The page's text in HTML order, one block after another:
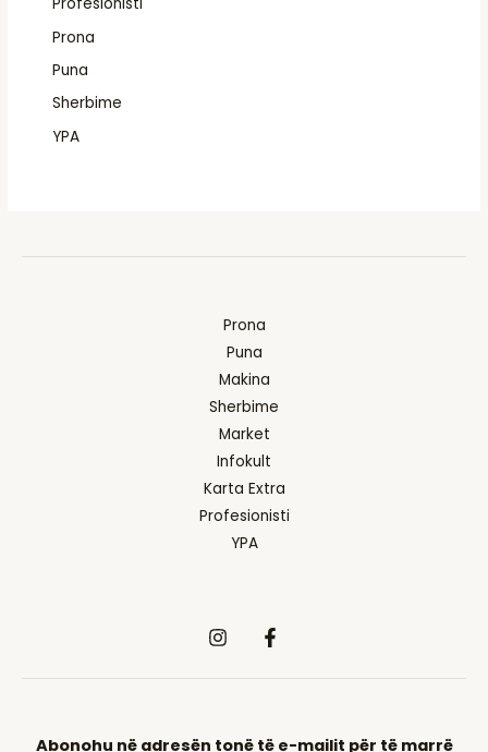
Prona
Puna
Sherbime
YPA
Prona
Puna
Makina
Sherbime
Market
Infokult
Karta Extra
Profesionisti
YPA
Abonohu nëadresën tonë të e-mailit për të marrë